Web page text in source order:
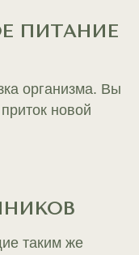
ПИТАНИЕ
организма. Вы
новой
таким же